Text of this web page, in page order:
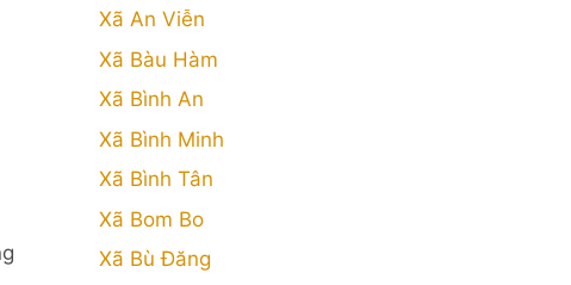
Xã An Viễn
Xã Bàu Hàm
Xã Bình An
Xã Bình Minh
Xã Bình Tân
Xã Bom Bo
Xã Bù Đăng